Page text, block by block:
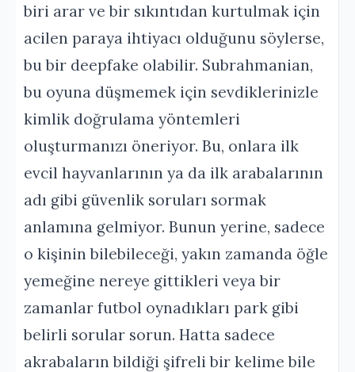
biri arar ve bir sıkıntıdan kurtulmak için
acilen paraya ihtiyacı olduğunu söylerse,
bu bir deepfake olabilir. Subrahmanian,
bu oyuna düşmemek için sevdiklerinizle
kimlik doğrulama yöntemleri
oluşturmanızı öneriyor. Bu, onlara ilk
evcil hayvanlarının ya da ilk arabalarının
adı gibi güvenlik soruları sormak
anlamına gelmiyor. Bunun yerine, sadece
o kişinin bilebileceği, yakın zamanda öğle
yemeğine nereye gittikleri veya bir
zamanlar futbol oynadıkları park gibi
belirli sorular sorun. Hatta sadece
akrabaların bildiği şifreli bir kelime bile